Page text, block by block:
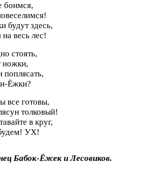
боимся,
будут здесь,
весь лес!
стоять,
ножки,
поплясать,
Ёжки?
все готовы,
толковый!
в круг,
УХ!
Бабок-Ёжек и Лесовиков.